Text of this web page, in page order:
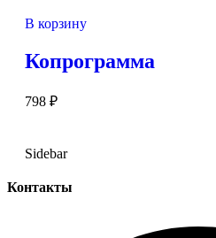
В корзину
Копрограмма
798 ₽
Sidebar
Контакты